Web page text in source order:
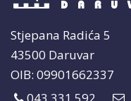
Stjepana Radića 5
43500 Daruvar
OIB: 09901662337